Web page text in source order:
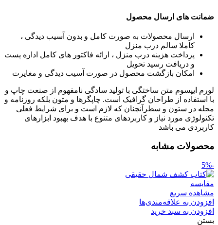
ضمانت های ارسال محصول
ارسال محصولات به صورت کامل و بدون آسیب دیدگی ،
کاملا سالم درب منزل
پرداخت هزینه درب منزل ، ارائه فاکتور های کامل اداره پست
و دریافت رسید تحویل
امکان بازگشت محصول در صورت آسیب دیدگی و مغایرت
لورم ایپسوم متن ساختگی با تولید سادگی نامفهوم از صنعت چاپ و
با استفاده از طراحان گرافیک است. چاپگرها و متون بلکه روزنامه و
مجله در ستون و سطرآنچنان که لازم است و برای شرایط فعلی
تکنولوژی مورد نیاز و کاربردهای متنوع با هدف بهبود ابزارهای
کاربردی می باشد
محصولات مشابه
-5%
مقایسه
مشاهده سریع
افزودن به علاقه‌مندی‌ها
افزودن به سبد خرید
بستن